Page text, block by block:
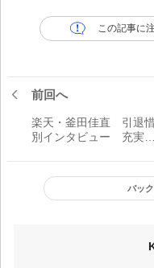
この記事に
前回へ
楽天・釜田佳直 引退
別インタビュー 充実し
ごく楽しみながらマウ
ドに上がれたし、全然
張しなかった記憶があ
バッ